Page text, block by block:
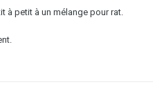
à petit à un mélange pour rat.